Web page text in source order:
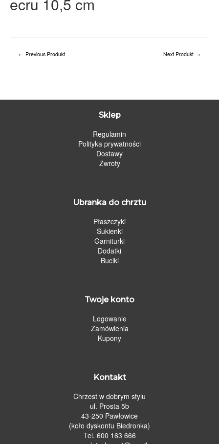
← Previous Produkt Next Produkt →
Sklep
Regulamin
Polityka prywatności
Dostawy
Zwroty
Ubranka do chrztu
Płaszczyki
Sukienki
Garniturki
Dodatki
Buciki
Twoje konto
Logowanie
Zamówienia
Kupony
Kontakt
Chrzest w dobrym stylu
ul. Prosta 5b
43-250 Pawłowice
(koło dyskontu Biedronka)
Tel. 600 163 666